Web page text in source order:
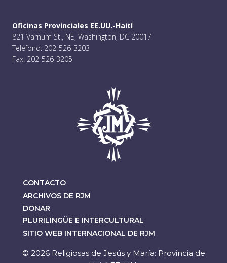
Oficinas Provinciales EE.UU.-Haití
821 Varnum St., NE, Washington, DC 20017
Teléfono: 202-526-3203
Fax: 202-526-3205
CONTACTO
ARCHIVOS DE RJM
DONAR
PLURILINGÜE E INTERCULTURAL
SITIO WEB INTERNACIONAL DE RJM
© 2026 Religiosas de Jesús y María: Provincia de